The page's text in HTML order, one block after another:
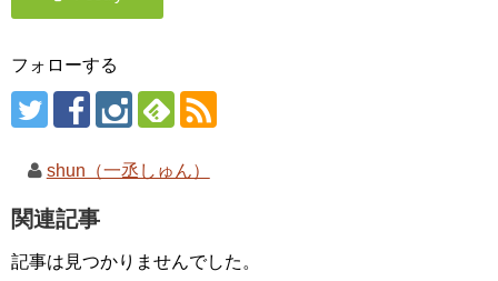
フォローする
shun（一丞しゅん）
関連記事
記事は見つかりませんでした。